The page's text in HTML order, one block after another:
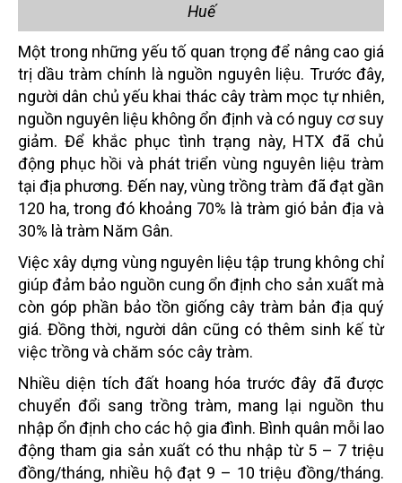
Huế
Một trong những yếu tố quan trọng để nâng cao giá
trị dầu tràm chính là nguồn nguyên liệu. Trước đây,
người dân chủ yếu khai thác cây tràm mọc tự nhiên,
nguồn nguyên liệu không ổn định và có nguy cơ suy
giảm. Để khắc phục tình trạng này, HTX đã chủ
động phục hồi và phát triển vùng nguyên liệu tràm
tại địa phương. Đến nay, vùng trồng tràm đã đạt gần
120 ha, trong đó khoảng 70% là tràm gió bản địa và
30% là tràm Năm Gân.
Việc xây dựng vùng nguyên liệu tập trung không chỉ
giúp đảm bảo nguồn cung ổn định cho sản xuất mà
còn góp phần bảo tồn giống cây tràm bản địa quý
giá. Đồng thời, người dân cũng có thêm sinh kế từ
việc trồng và chăm sóc cây tràm.
Nhiều diện tích đất hoang hóa trước đây đã được
chuyển đổi sang trồng tràm, mang lại nguồn thu
nhập ổn định cho các hộ gia đình. Bình quân mỗi lao
động tham gia sản xuất có thu nhập từ 5 – 7 triệu
đồng/tháng, nhiều hộ đạt 9 – 10 triệu đồng/tháng.